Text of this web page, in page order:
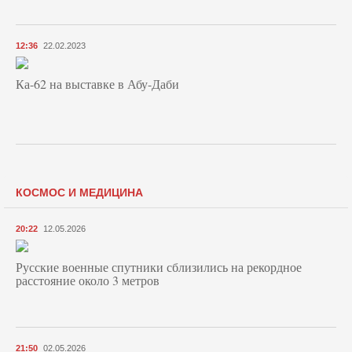
12:36 22.02.2023
Ка-62 на выставке в Абу-Даби
КОСМОС И МЕДИЦИНА
20:22 12.05.2026
Русские военные спутники сблизились на рекордное
расстояние около 3 метров
21:50 02.05.2026